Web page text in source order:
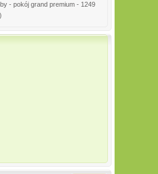
- pokój grand premium - 1249